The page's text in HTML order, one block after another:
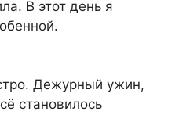
В этот день я
Дежурный ужин,
становилось